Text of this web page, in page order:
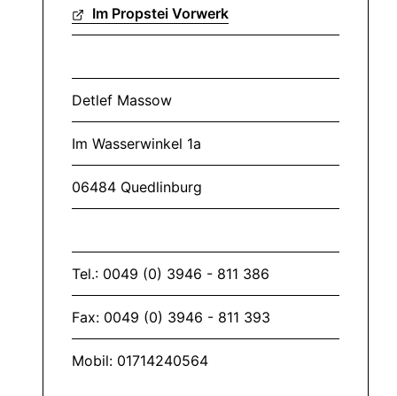
Im Propstei Vorwerk
Detlef Massow
Im Wasserwinkel 1a
06484 Quedlinburg
Tel.: 0049 (0) 3946 - 811 386
Fax: 0049 (0) 3946 - 811 393
Mobil: 01714240564